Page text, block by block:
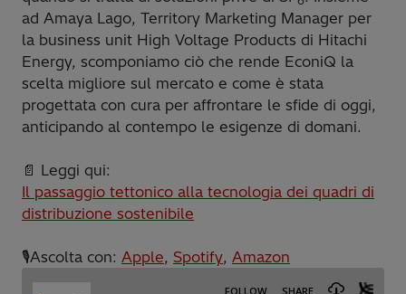
ad Amaya Lago, Territory Marketing Manager per
la business unit High Voltage Products di Hitachi
Energy, scomponiamo ciò che rende EconiQ la
scelta migliore sul mercato e come è stata
progettata con cura per affrontare le sfide di oggi,
anticipando al contempo le esigenze di domani.
📄 Leggi qui:
Il passaggio tettonico alla tecnologia dei quadri di
distribuzione sostenibile
🎙️Ascolta con: Apple, Spotify, Amazon